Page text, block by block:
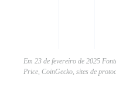
Em 23 de fevereiro de 2025
Price, CoinGecko, sites de